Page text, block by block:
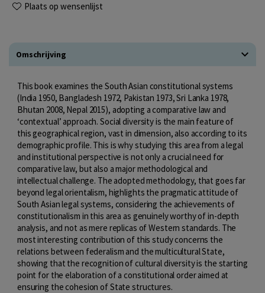
Plaats op wensenlijst
Omschrijving
This book examines the South Asian constitutional systems
(India 1950, Bangladesh 1972, Pakistan 1973, Sri Lanka 1978,
Bhutan 2008, Nepal 2015), adopting a comparative law and
‘contextual’ approach. Social diversity is the main feature of
this geographical region, vast in dimension, also according to its
demographic profile. This is why studying this area from a legal
and institutional perspective is not only a crucial need for
comparative law, but also a major methodological and
intellectual challenge. The adopted methodology, that goes far
beyond legal orientalism, highlights the pragmatic attitude of
South Asian legal systems, considering the achievements of
constitutionalism in this area as genuinely worthy of in-depth
analysis, and not as mere replicas of Western standards. The
most interesting contribution of this study concerns the
relations between federalism and the multicultural State,
showing that the recognition of cultural diversity is the starting
point for the elaboration of a constitutional order aimed at
ensuring the cohesion of State structures.